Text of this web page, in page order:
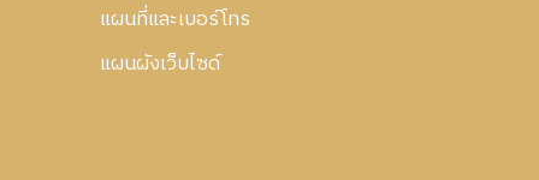
แผนที่และเบอร์โทร
แผนผังเว็บไซด์